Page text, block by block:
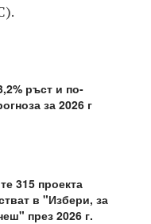
ръст и по-
за 2026 г
315 проекта
в "Избери, за
през 2026 г.